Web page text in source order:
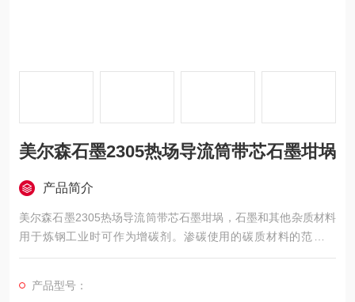
美尔森石墨2305热场导流筒带芯石墨坩埚
产品简介
美尔森石墨2305热场导流筒带芯石墨坩埚，石墨和其他杂质材料
用于炼钢工业时可作为增碳剂。渗碳使用的碳质材料的范围很
广，包括人造石墨、石油焦、冶金焦炭和天然石墨。在世界范围
产品型号：